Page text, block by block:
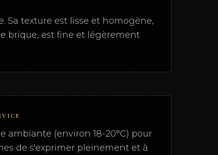
Sa texture est lisse et homogène,
brique, est fine et légèrement
ambiante (environ 18-20°C) pour
de s'exprimer pleinement et à